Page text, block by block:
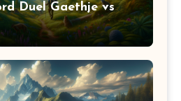
Duel Gaethje vs